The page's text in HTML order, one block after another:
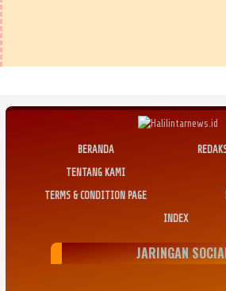
BERANDA
TENTANG KAMI
TERMS & CONDITION PAGE
INDEX
JARINGAN